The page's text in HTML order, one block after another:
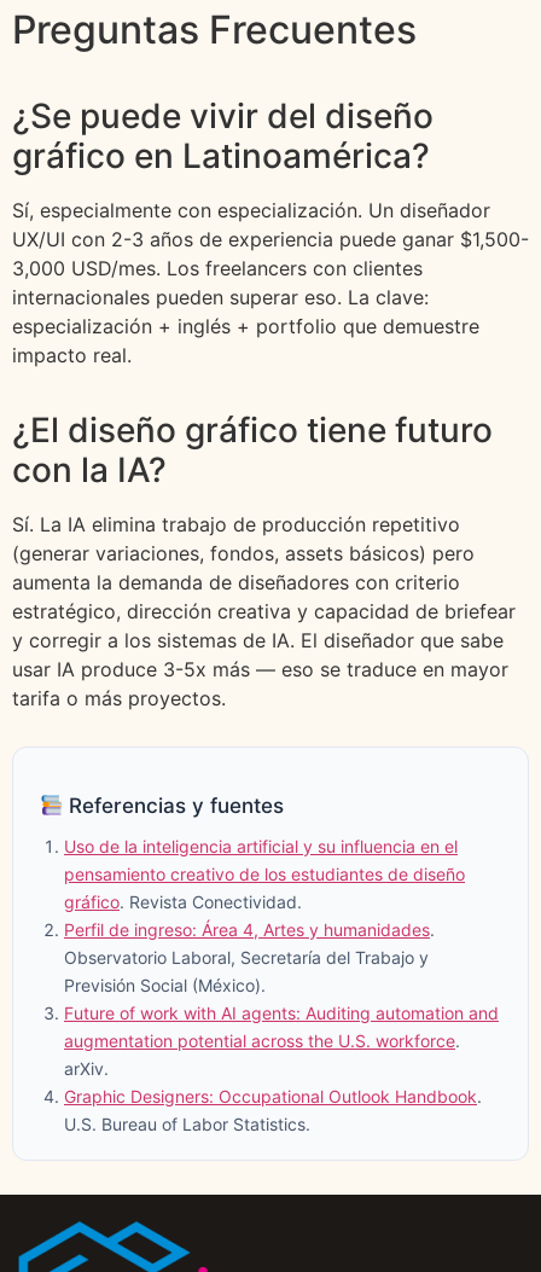
Preguntas Frecuentes
¿Se puede vivir del diseño
gráfico en Latinoamérica?
Sí, especialmente con especialización. Un diseñador
UX/UI con 2-3 años de experiencia puede ganar $1,500-
3,000 USD/mes. Los freelancers con clientes
internacionales pueden superar eso. La clave:
especialización + inglés + portfolio que demuestre
impacto real.
¿El diseño gráfico tiene futuro
con la IA?
Sí. La IA elimina trabajo de producción repetitivo
(generar variaciones, fondos, assets básicos) pero
aumenta la demanda de diseñadores con criterio
estratégico, dirección creativa y capacidad de briefear
y corregir a los sistemas de IA. El diseñador que sabe
usar IA produce 3-5x más — eso se traduce en mayor
tarifa o más proyectos.
Referencias y fuentes
Uso de la inteligencia artificial y su influencia en el
pensamiento creativo de los estudiantes de diseño
gráfico. Revista Conectividad.
Perfil de ingreso: Área 4, Artes y humanidades.
Observatorio Laboral, Secretaría del Trabajo y
Previsión Social (México).
Future of work with AI agents: Auditing automation and
augmentation potential across the U.S. workforce.
arXiv.
Graphic Designers: Occupational Outlook Handbook.
U.S. Bureau of Labor Statistics.